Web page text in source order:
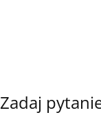
Zadaj